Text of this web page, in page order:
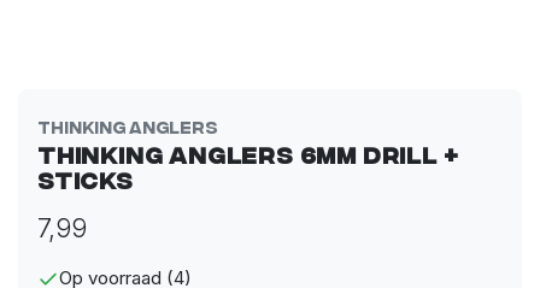
Thinking Anglers
Thinking Anglers 6mm Drill +
Sticks
7,99
Op voorraad (4)